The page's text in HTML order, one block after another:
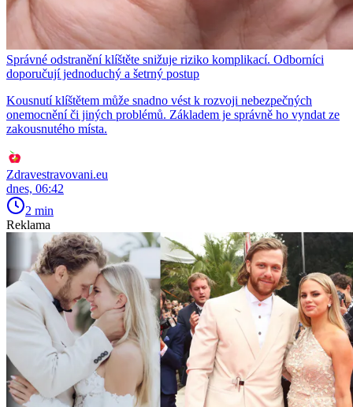
Správné odstranění klíštěte snižuje riziko komplikací. Odborníci
doporučují jednoduchý a šetrný postup
Kousnutí klíštětem může snadno vést k rozvoji nebezpečných
onemocnění či jiných problémů. Základem je správně ho vyndat ze
zakousnutého místa.
Zdravestravovani.eu
dnes, 06:42
2 min
Reklama